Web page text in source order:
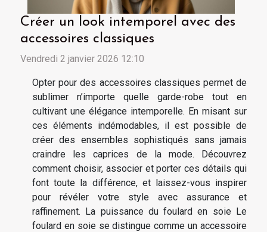
Créer un look intemporel avec des
accessoires classiques
Vendredi 2 janvier 2026 12:10
Opter pour des accessoires classiques permet de
sublimer n’importe quelle garde-robe tout en
cultivant une élégance intemporelle. En misant sur
ces éléments indémodables, il est possible de
créer des ensembles sophistiqués sans jamais
craindre les caprices de la mode. Découvrez
comment choisir, associer et porter ces détails qui
font toute la différence, et laissez-vous inspirer
pour révéler votre style avec assurance et
raffinement. La puissance du foulard en soie Le
foulard en soie se distingue comme un accessoire